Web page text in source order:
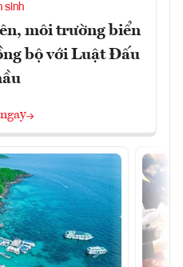
sinh
môi trường biển
bộ với Luật Đấu